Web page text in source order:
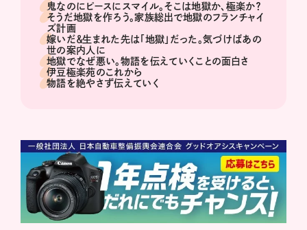
鬼なのにピースにスマイル。そこは地獄か、極楽か？
そうだ地獄を作ろう。家族総出で地獄のフランチャイ
ズ計画
嫁いだ＆生まれた先は「地獄」だった。気づけばあの
世の案内人に
地獄でなぜ悪い。物語を伝えていくことの面白さ
伊豆極楽苑のこれから
物語を絶やさず伝えていく